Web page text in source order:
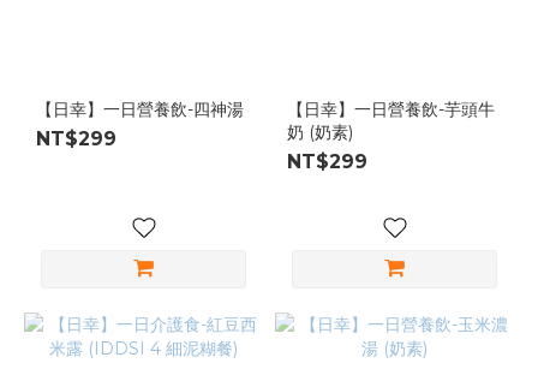
【日幸】一日營養飲-四神湯
NT$299
【日幸】一日營養飲-芋頭牛
奶 (奶素)
NT$299